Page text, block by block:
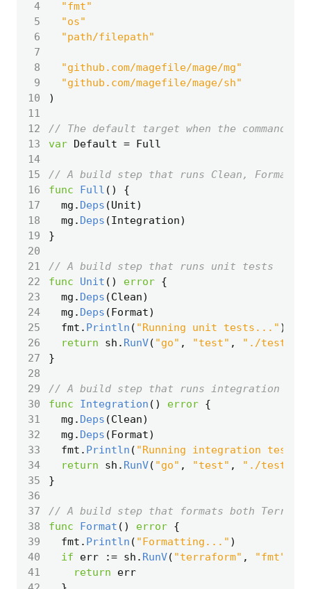
4
"fmt"
5
"os"
6
"path/filepath"
7
8
"github.com/magefile/mage/mg"
9
"github.com/magefile/mage/sh"
10
)
11
12
// The default target when the command
13
var Default = Full
14
15
// A build step that runs Clean, Format,
16
func Full ()
{
17
mg . Deps (Unit)
18
mg . Deps (Integration)
19
}
20
21
// A build step that runs unit tests
22
func Unit () error {
23
mg . Deps (Clean)
24
mg . Deps (Format)
25
fmt . Println ( "Running unit tests..." )
26
return sh . RunV( "go" , "test" , "./test/"
27
}
28
29
// A build step that runs integration
30
func Integration () error {
31
mg . Deps (Clean)
32
mg . Deps (Format)
33
fmt . Println ( "Running integration
34
return sh . RunV( "go" , "test" , "./test/"
35
}
36
37
// A build step that formats both Terraform
38
func Format () error {
39
fmt . Println ( "Formatting..." )
40
if err := sh . RunV( "terraform" , "fmt"
41
return
err